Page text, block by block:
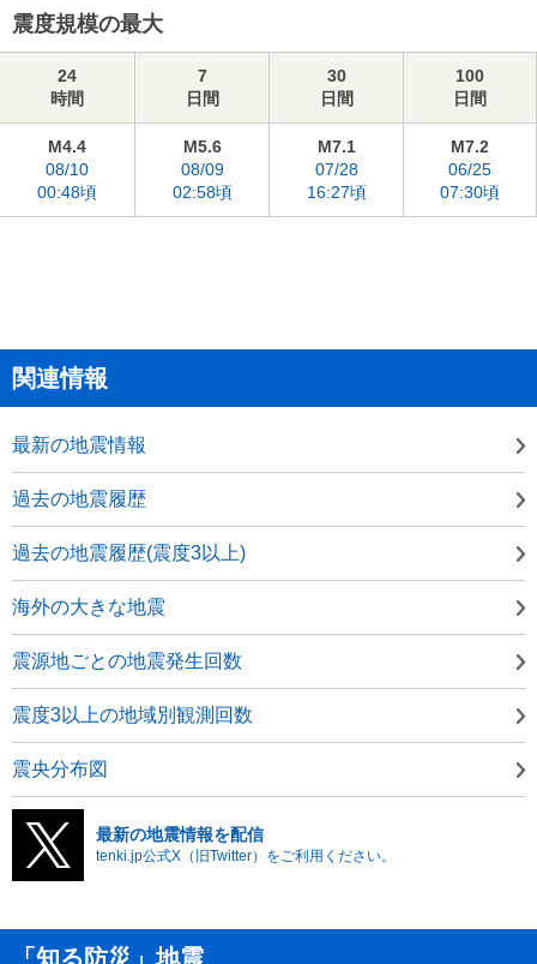
震度規模の最大
24
時間
7
日間
30
日間
100
日間
M4.4
08/10
00:48頃
M5.6
08/09
02:58頃
M7.1
07/28
16:27頃
M7.2
06/25
07:30頃
関連情報
最新の地震情報
過去の地震履歴
過去の地震履歴(震度3以上)
海外の大きな地震
震源地ごとの地震発生回数
震度3以上の地域別観測回数
震央分布図
最新の地震情報を配信
tenki.jp公式X（旧Twitter）をご利用ください。
「知る防災」地震